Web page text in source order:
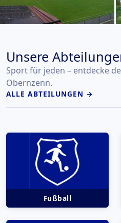
Unsere
Sport für jeden – entdecke
Obernzenn.
ALLE ABTEILUNGEN →
Fußball